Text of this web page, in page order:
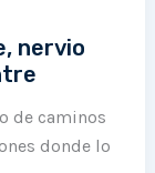
nervio
de caminos
donde lo